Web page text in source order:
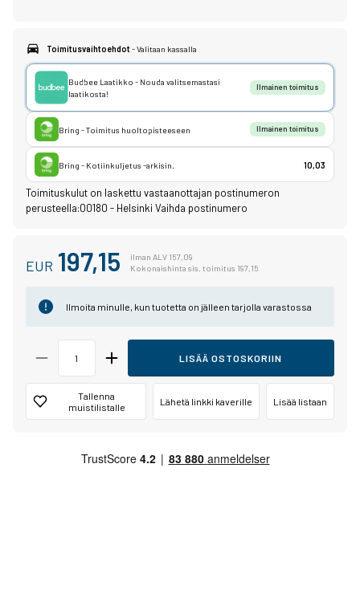
Toimitusvaihtoehdot- Valitaan kassalla
Budbee Laatikko - Nouda valitsemastasi
laatikosta!
Ilmainen toimitus
Bring - Toimitus huoltopisteeseen Ilmainen toimitus
Bring - Kotiinkuljetus -arkisin. 10,03
Toimituskulut on laskettu vastaanottajan postinumeron
perusteella:00180 - Helsinki Vaihda postinumero
EUR 197,15
ilman ALV 157,09
Kokonaishinta sis. toimitus 197,15
Ilmoita minulle, kun tuotetta on jälleen tarjolla varastossa
LISÄÄ OSTOSKORIIN
Tallenna
muistilistalle
Lähetä linkki kaverille Lisää listaan